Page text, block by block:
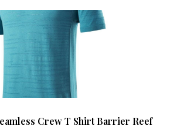
Crew T Shirt Barrier Reef